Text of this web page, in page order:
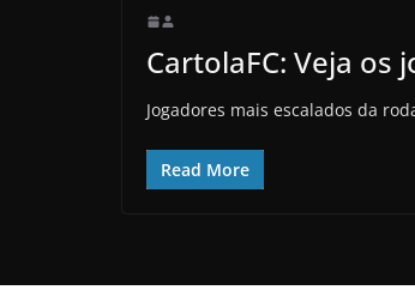
CartolaFC: Veja os
Jogadores mais escalados da
Read More